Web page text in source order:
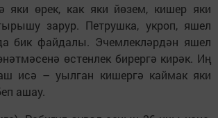
яки өрек, как яки йөзем, кишер яки
зарур. Петрушка, укроп, яшел
бик файдалы. Эчемлекләрдән яшел
өстенлек бирергә кирәк. Иң
исә – уылган кишергә каймак яки
ашау.